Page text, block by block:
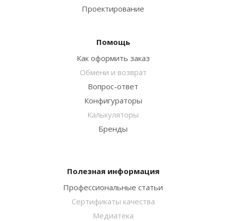
Проектирование
Помощь
Как оформить заказ
Обмени и возврат
Вопрос-ответ
Конфигураторы
Калькуляторы
Бренды
Полезная информация
Профессиональные статьи
Сертификаты качества
Медиатека